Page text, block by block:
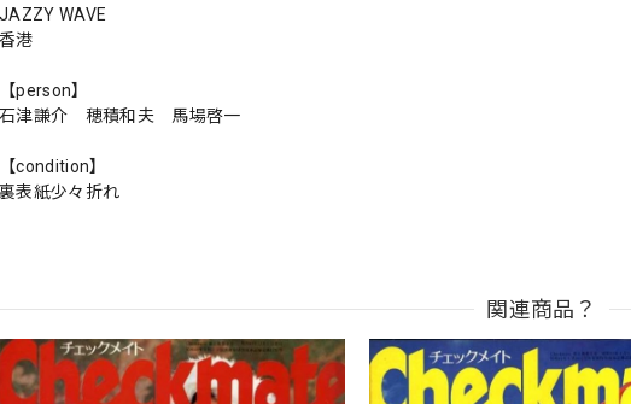
JAZZY WAVE
香港
【person】
石津謙介 穂積和夫 馬場啓一
【condition】
裏表紙少々折れ
関連商品？